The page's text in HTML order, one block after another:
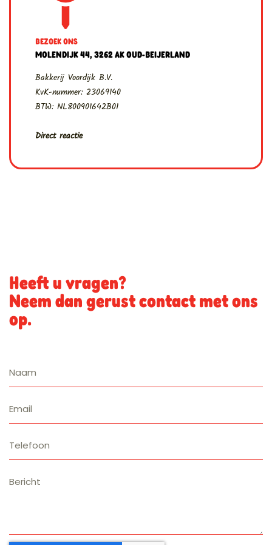
BEZOEK ONS
MOLENDIJK 44, 3262 AK OUD-BEIJERLAND
Bakkerij Voordijk B.V.
KvK-nummer: 23069140
BTW: NL800901642B01
Direct reactie
Heeft u vragen?
Neem dan gerust contact met ons
op.